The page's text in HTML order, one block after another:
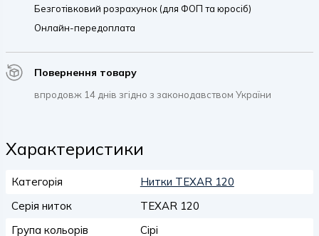
Безготівковий розрахунок (для ФОП та юросіб)
Онлайн-передоплата
Повернення товару
впродовж 14 днів згідно з законодавством України
Характеристики
Категорія
Нитки TEXAR 120
Серія ниток
TEXAR 120
Група кольорів
Сірі